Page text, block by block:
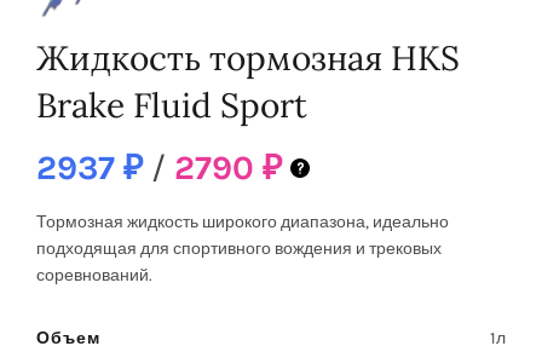
Жидкость тормозная HKS
Brake Fluid Sport
2937 ₽ / 2790 ₽
Тормозная жидкость широкого диапазона, идеально
подходящая для спортивного вождения и трековых
соревнований.
Объем 1л